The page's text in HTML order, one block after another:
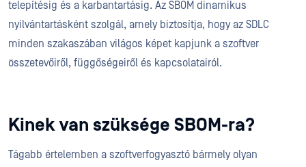
telepítésig és a karbantartásig. Az SBOM dinamikus
nyilvántartásként szolgál, amely biztosítja, hogy az SDLC
minden szakaszában világos képet kapjunk a szoftver
összetevőiről, függőségeiről és kapcsolatairól.
Kinek van szüksége SBOM-ra?
Tágabb értelemben a szoftverfogyasztó bármely olyan